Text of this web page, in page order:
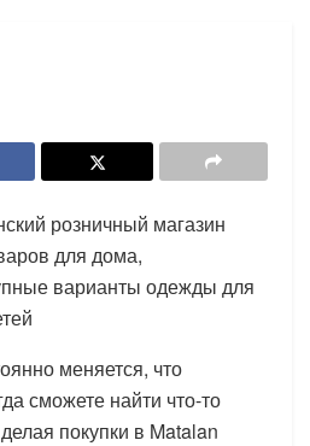
розничный магазин
для дома,
варианты одежды для
меняется, что
сможете найти что-то
покупки в Matalan